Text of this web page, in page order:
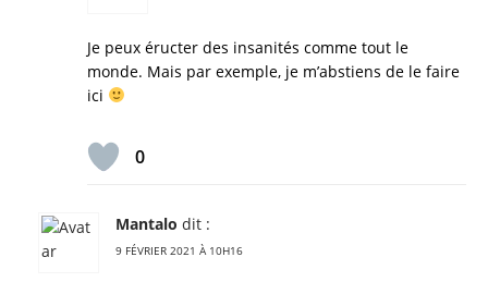
Je peux éructer des insanités comme tout le
monde. Mais par exemple, je m’abstiens de le faire
ici
0
Mantalo dit :
9 FÉVRIER 2021 À 10H16